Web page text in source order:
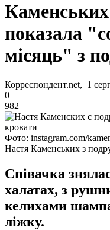
Каменських
показала
місяць" з
Корреспондент.net, 1
0
982
Фото: instagram.com/
Настя Каменських з
Співачка
халатах, з
келихами
ліжку.